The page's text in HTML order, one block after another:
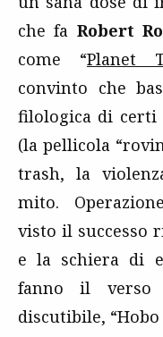
che fa Robert
come “Planet
convinto che
filologica di certi
(la pellicola
trash, la
mito.
visto il successo
e la schiera di
fanno il verso
discutibile,